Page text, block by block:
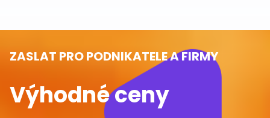
ZASLAT PRO PODNIKATELE A FIRMY
Výhodné ceny